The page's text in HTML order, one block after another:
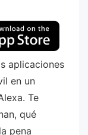
aplicaciones
en un
Te
qué
pena